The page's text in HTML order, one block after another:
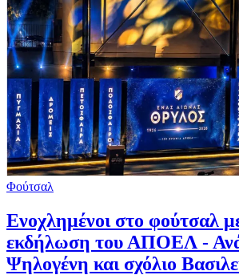
Φούτσαλ
Ενοχλημένοι στο φούτσαλ
εκδήλωση του ΑΠΟΕΛ -
Ψηλογένη και σχόλιο